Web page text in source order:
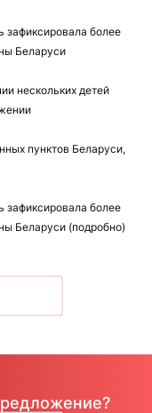
зафиксировала более
Беларуси
нескольких детей
пунктов Беларуси,
зафиксировала более
Беларуси (подробно)